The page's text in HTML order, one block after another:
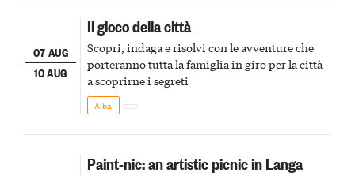
07 AUG
10 AUG
Il gioco della città
Scopri, indaga e risolvi con le avventure che
porteranno tutta la famiglia in giro per la città
a scoprirne i segreti
Alba
Paint-nic: an artistic picnic in Langa